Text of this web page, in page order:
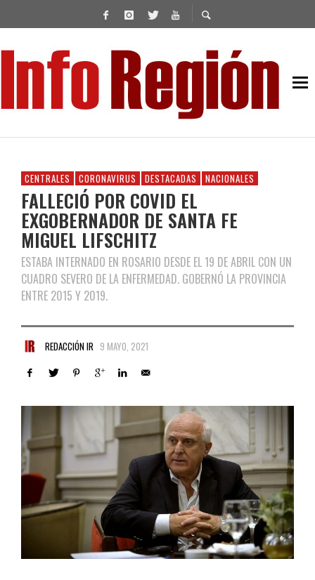
CENTRALES CORONAVIRUS DESTACADAS NACIONALES
FALLECIÓ POR COVID EL
EXGOBERNADOR DE SANTA FE
MIGUEL LIFSCHITZ
ESTABA INTERNADO EN ROSARIO DESDE EL 19 DE ABRIL CON UN
CUADRO SEVERO DE LA ENFERMEDAD. GOBERNÓ LA PROVINCIA
ENTRE 2015 Y 2019.
REDACCIÓN IR 9 MAYO, 2021